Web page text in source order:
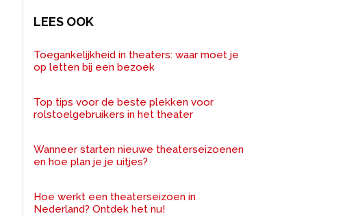
LEES OOK
Toegankelijkheid in theaters: waar moet je
op letten bij een bezoek
Top tips voor de beste plekken voor
rolstoelgebruikers in het theater
Wanneer starten nieuwe theaterseizoenen
en hoe plan je je uitjes?
Hoe werkt een theaterseizoen in
Nederland? Ontdek het nu!